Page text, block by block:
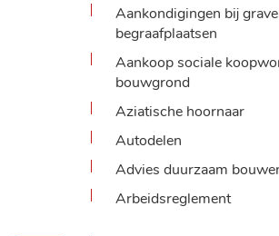
Aankondigingen bij
begraafplaatsen
Aankoop sociale
bouwgrond
Aziatische hoornaar
Autodelen
Advies duurzaam
Arbeidsreglement